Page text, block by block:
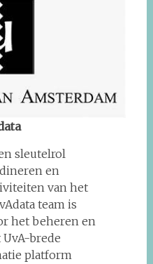
sleutelrol
en
van het
team is
het beheren en
brede
platform